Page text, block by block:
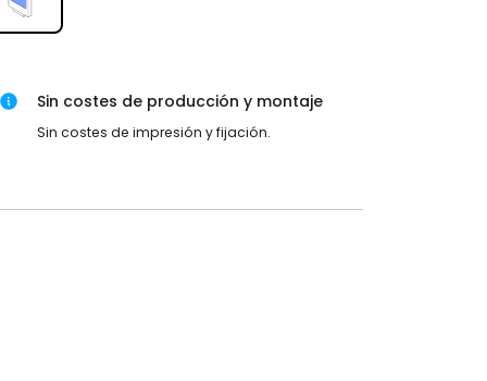
Sin costes de producción y montaje
Sin costes de impresión y fijación.